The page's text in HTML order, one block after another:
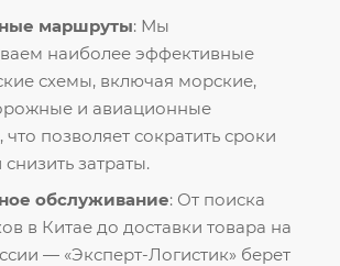
маршруты: Мы
наиболее эффективные
схемы, включая морские,
и авиационные
что позволяет сократить сроки
затраты.
обслуживание: От поиска
в Китае до доставки товара на
— «Эксперт-Логистик» берет